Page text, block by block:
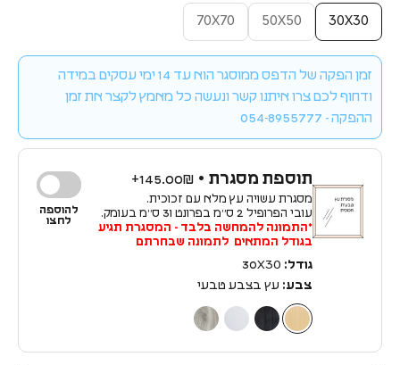
30X30
50X50
70X70
זמן הפקה של הדפס ממוסגר הוא עד 14 ימי עסקים במידה
ודחוף לכם צרו איתנו קשר ונעשה כל מאמץ לקצר את זמן
ההפקה - 054-8955777
תוספת מסגרת •145.00₪+
מסגרת עשויה עץ מלא עם זכוכית.
עובי הפרופיל 2 ס״מ בפרונט ו3 ס״מ בעומק.
*התמונה להמחשה בלבד - המסגרת תגיע
בגודל המתאים לתמונה שבחרתם
גודל: 30X30
צבע: עץ בצבע טבעי
עץ בצבע טבעי
עץ בצבע שחור
עץ בצבע לבן
עץ בצבע כסף
להוספה
לחצו